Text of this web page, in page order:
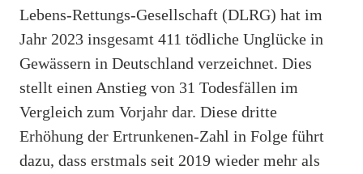
Lebens-Rettungs-Gesellschaft (DLRG) hat im
Jahr 2023 insgesamt 411 tödliche Unglücke in
Gewässern in Deutschland verzeichnet. Dies
stellt einen Anstieg von 31 Todesfällen im
Vergleich zum Vorjahr dar. Diese dritte
Erhöhung der Ertrunkenen-Zahl in Folge führt
dazu, dass erstmals seit 2019 wieder mehr als